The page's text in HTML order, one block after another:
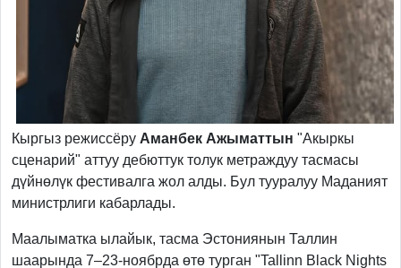
Кыргыз режиссёру Аманбек Ажыматтын "Акыркы
сценарий" аттуу дебюттук толук метраждуу тасмасы
дүйнөлүк фестивалга жол алды. Бул тууралуу Маданият
министрлиги кабарлады.
Маалыматка ылайык, тасма Эстониянын Таллин
шаарында 7–23-ноябрда өтө турган "Tallinn Black Nights